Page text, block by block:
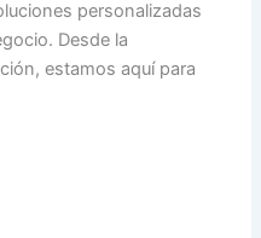
personalizadas
Desde la
estamos aquí para